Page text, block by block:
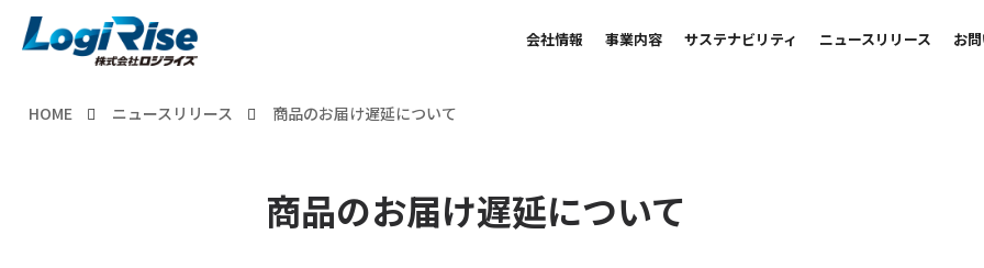
会社情報 事業内容 サステナビリティ ニュースリリース お
HOME ニュースリリース 商品のお届け遅延について
商品のお届け遅延について